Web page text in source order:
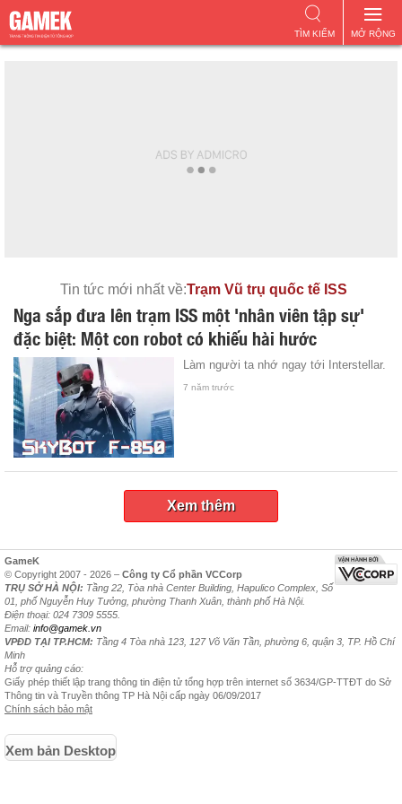
MỞ RỘNG
TÌM KIẾM
Tin tức mới nhất về:Trạm Vũ trụ quốc tế ISS
Nga sắp đưa lên trạm ISS một 'nhân viên tập sự'
đặc biệt: Một con robot có khiếu hài hước
Làm người ta nhớ ngay tới Interstellar.
7 năm trước
Xem thêm
GameK
© Copyright 2007 - 2026 – Công ty Cổ phần VCCorp
TRỤ SỞ HÀ NỘI: Tầng 22, Tòa nhà Center Building, Hapulico Complex, Số
01, phố Nguyễn Huy Tưởng, phường Thanh Xuân, thành phố Hà Nội.
Điện thoại: 024 7309 5555.
Email: info@gamek.vn
VPĐD TẠI TP.HCM: Tầng 4 Tòa nhà 123, 127 Võ Văn Tần, phường 6, quận 3, TP. Hồ Chí
Minh
Hỗ trợ quảng cáo:
Giấy phép thiết lập trang thông tin điện tử tổng hợp trên internet số 3634/GP-TTĐT do Sở
Thông tin và Truyền thông TP Hà Nội cấp ngày 06/09/2017
Chính sách bảo mật
Xem bản Desktop